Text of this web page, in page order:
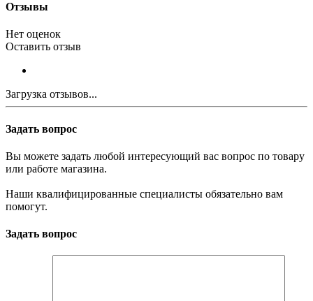
Отзывы
Нет оценок
Оставить отзыв
Загрузка отзывов...
Задать вопрос
Вы можете задать любой интересующий вас вопрос по товару
или работе магазина.
Наши квалифицированные специалисты обязательно вам
помогут.
Задать вопрос